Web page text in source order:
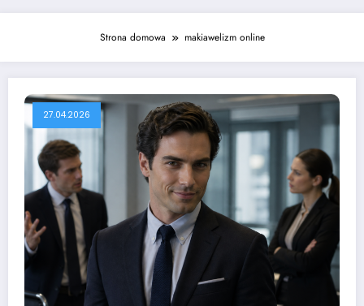
Strona domowa makiawelizm online
27.04.2026